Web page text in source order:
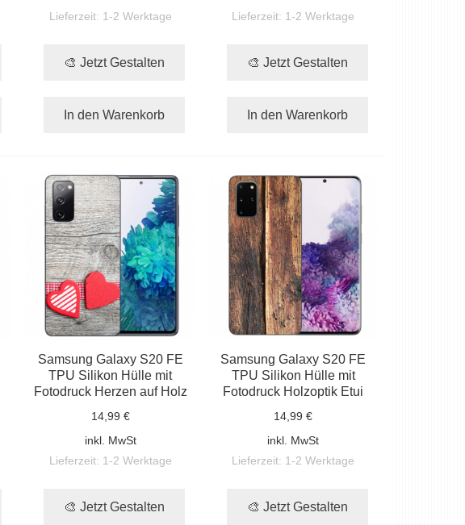
Lieferzeit: 1-2 Werktage
🎨 Jetzt Gestalten
In den Warenkorb
Lieferzeit: 1-2 Werktage
🎨 Jetzt Gestalten
In den Warenkorb
Samsung Galaxy S20 FE
TPU Silikon Hülle mit
Fotodruck Herzen auf Holz
14,99 €
inkl. MwSt
Lieferzeit: 1-2 Werktage
🎨 Jetzt Gestalten
Samsung Galaxy S20 FE
TPU Silikon Hülle mit
Fotodruck Holzoptik Etui
14,99 €
inkl. MwSt
Lieferzeit: 1-2 Werktage
🎨 Jetzt Gestalten